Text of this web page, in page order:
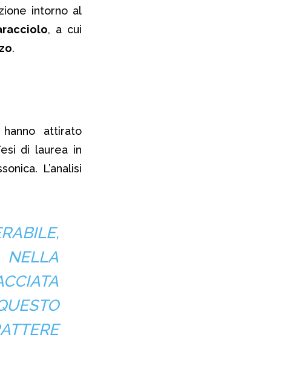
intorno al
, a cui
.
attirato
di laurea in
L’analisi
NELLA